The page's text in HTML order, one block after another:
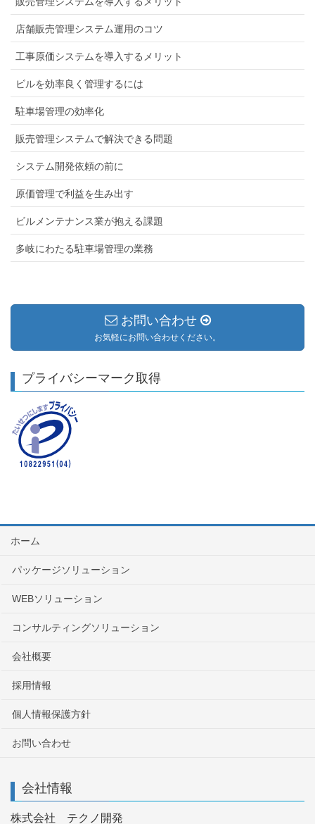
店舗販売管理システム運用のコツ
工事原価システムを導入するメリット
ビルを効率良く管理するには
駐車場管理の効率化
販売管理システムで解決できる問題
システム開発依頼の前に
原価管理で利益を生み出す
ビルメンテナンス業が抱える課題
多岐にわたる駐車場管理の業務
お問い合わせ
お気軽にお問い合わせください。
プライバシーマーク取得
ホーム
パッケージソリューション
WEBソリューション
コンサルティングソリューション
会社概要
採用情報
個人情報保護方針
お問い合わせ
会社情報
株式会社 テクノ開発